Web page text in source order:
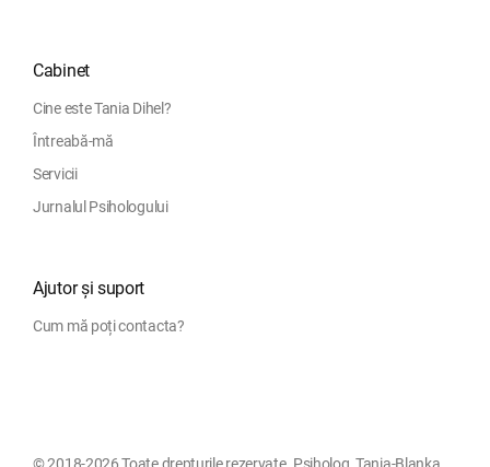
Cabinet
Cine este Tania Dihel?
Întreabă-mă
Servicii
Jurnalul Psihologului
Ajutor și suport
Cum mă poți contacta?